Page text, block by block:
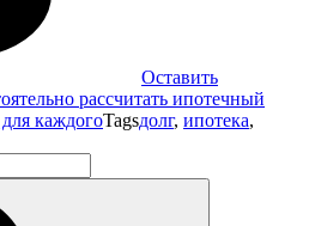
Оставить
рассчитать ипотечный
каждогоTagsдолг, ипотека,